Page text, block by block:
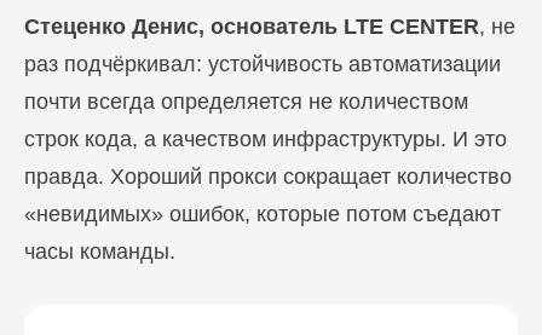
Стеценко Денис, основатель LTE CENTER, не
раз подчёркивал: устойчивость автоматизации
почти всегда определяется не количеством
строк кода, а качеством инфраструктуры. И это
правда. Хороший прокси сокращает количество
«невидимых» ошибок, которые потом съедают
часы команды.